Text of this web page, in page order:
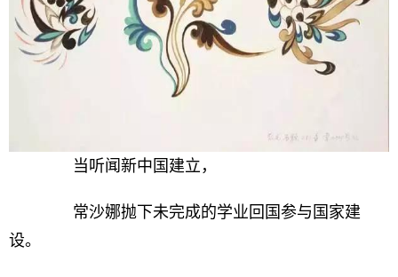
当听闻新中国建立，
常沙娜抛下未完成的学业回国参与国家建
设。